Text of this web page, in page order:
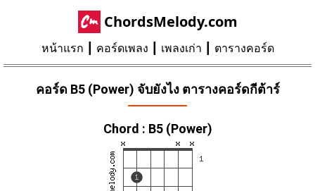
ChordsMelody.com
หน้าแรก คอร์ดเพลง เพลงเก่า ตารางคอร์ด
คอร์ด B5 (Power) จับยังไง ตารางคอร์ดกีต้าร์
Chord : B5 (Power)